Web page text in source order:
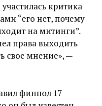
критика
“его нет, почему
на митинги”.
права выходить
свое мнение», —
финпол 17